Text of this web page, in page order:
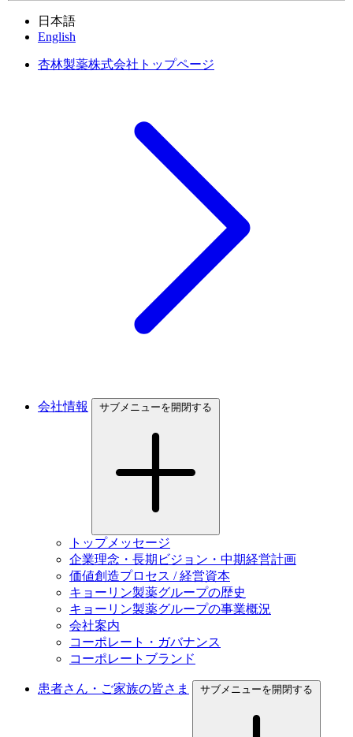
日本語
English
杏林製薬株式会社トップページ
会社情報 サブメニューを開閉する
トップメッセージ
企業理念・長期ビジョン・中期経営計画
価値創造プロセス / 経営資本
キョーリン製薬グループの歴史
キョーリン製薬グループの事業概況
会社案内
コーポレート・ガバナンス
コーポレートブランド
患者さん・ご家族の皆さま サブメニューを開閉する